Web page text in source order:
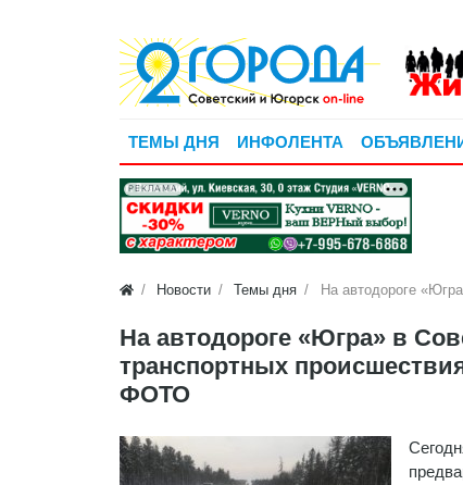
ТЕМЫ ДНЯ ИНФОЛЕНТА
РЕКЛАМА
Новости Темы дня На автодороге
На автодороге «Югра» в
транспортных
ФОТО